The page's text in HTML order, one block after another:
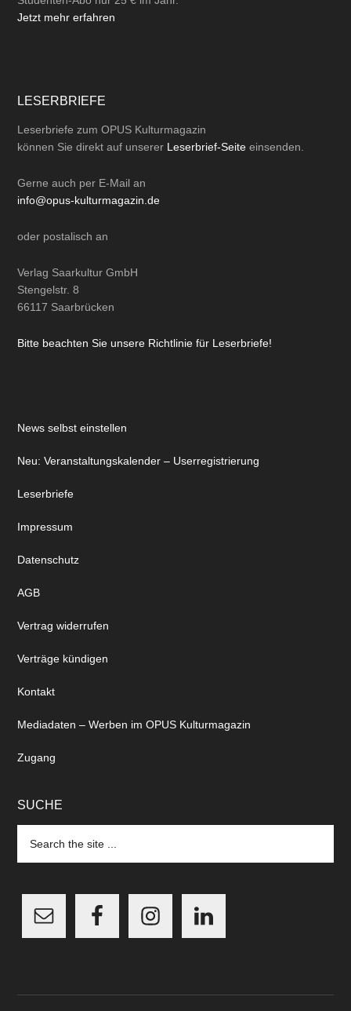
Jetzt mehr erfahren
LESERBRIEFE
Leserbriefe zum OPUS Kulturmagazin
können Sie direkt auf unserer Leserbrief-Seite einsenden.
Gerne auch per E-Mail an
info@opus-kulturmagazin.de
oder postalisch an
Verlag Saarkultur GmbH
Stengelstr. 8
66117 Saarbrücken
Bitte beachten Sie unsere Richtlinie für Leserbriefe!
News selbst einstellen
Neu: Veranstaltungskalender – Userregistrierung
Leserbriefe
Impressum
Datenschutz
AGB
Vertrag widerrufen
Verträge kündigen
Kontakt
Mediadaten – Werben im OPUS Kulturmagazin
Zugang
SUCHE
the